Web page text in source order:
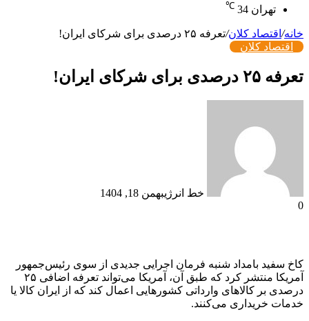
تهران 34
℃
خانه/ اقتصاد کلان/تعرفه ۲۵ درصدی برای شرکای ایران!
اقتصاد کلان
تعرفه ۲۵ درصدی برای شرکای ایران!
خط انرژیبهمن 18, 1404
0
کاخ سفید بامداد شنبه فرمان اجرایی جدیدی از سوی رئیس‌جمهور
آمریکا منتشر کرد که طبق آن، آمریکا می‌تواند تعرفه اضافی ۲۵
درصدی بر کالاهای وارداتی کشورهایی اعمال کند که از ایران کالا یا
خدمات خریداری می‌کنند.